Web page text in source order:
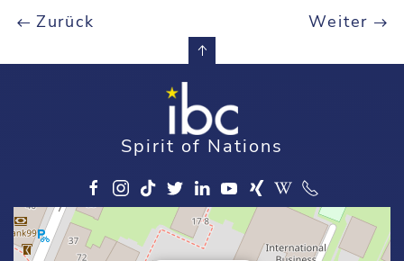
Zurück Weiter
Spirit of Nations